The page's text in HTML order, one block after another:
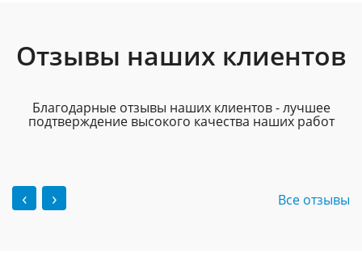
Отзывы наших клиентов
Благодарные отзывы наших клиентов - лучшее
подтверждение высокого качества наших работ
‹ › Все отзывы